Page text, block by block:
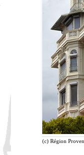
(c) Région